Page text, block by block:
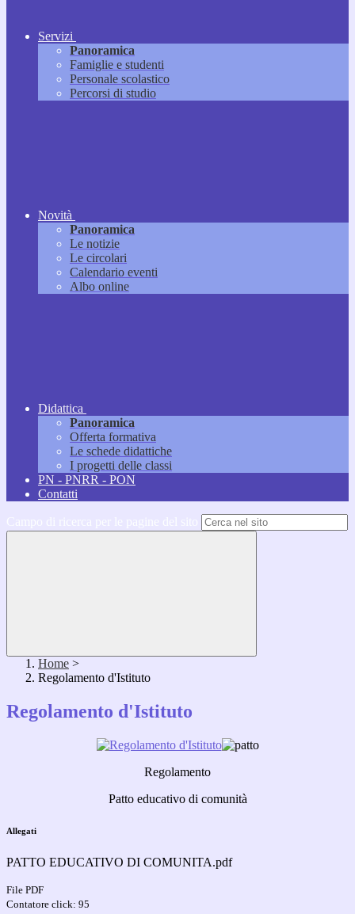
Servizi
Panoramica
Famiglie e studenti
Personale scolastico
Percorsi di studio
Novità
Panoramica
Le notizie
Le circolari
Calendario eventi
Albo online
Didattica
Panoramica
Offerta formativa
Le schede didattiche
I progetti delle classi
PN - PNRR - PON
Contatti
Home >
Regolamento d'Istituto
Regolamento d'Istituto
Regolamento
Patto educativo di comunità
Allegati
PATTO EDUCATIVO DI COMUNITA.pdf
File PDF
Contatore click: 95